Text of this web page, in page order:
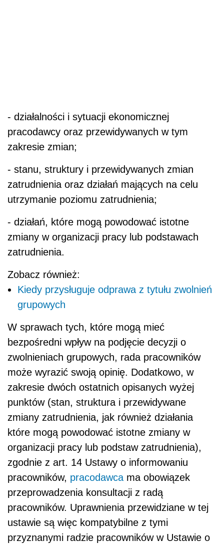
- działalności i sytuacji ekonomicznej
pracodawcy oraz przewidywanych w tym
zakresie zmian;
- stanu, struktury i przewidywanych zmian
zatrudnienia oraz działań mających na celu
utrzymanie poziomu zatrudnienia;
- działań, które mogą powodować istotne
zmiany w organizacji pracy lub podstawach
zatrudnienia.
Zobacz również:
Kiedy przysługuje odprawa z tytułu zwolnień
grupowych
W sprawach tych, które mogą mieć
bezpośredni wpływ na podjęcie decyzji o
zwolnieniach grupowych, rada pracowników
może wyrazić swoją opinię. Dodatkowo, w
zakresie dwóch ostatnich opisanych wyżej
punktów (stan, struktura i przewidywane
zmiany zatrudnienia, jak również działania
które mogą powodować istotne zmiany w
organizacji pracy lub podstaw zatrudnienia),
zgodnie z art. 14 Ustawy o informowaniu
pracowników, pracodawca ma obowiązek
przeprowadzenia konsultacji z radą
pracowników. Uprawnienia przewidziane w tej
ustawie są więc kompatybilne z tymi
przyznanymi radzie pracowników w Ustawie o